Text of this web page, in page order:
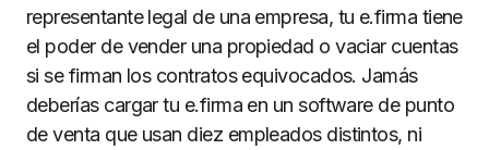
representante legal de una empresa, tu e.firma tiene
el poder de vender una propiedad o vaciar cuentas
si se firman los contratos equivocados. Jamás
deberías cargar tu e.firma en un software de punto
de venta que usan diez empleados distintos, ni